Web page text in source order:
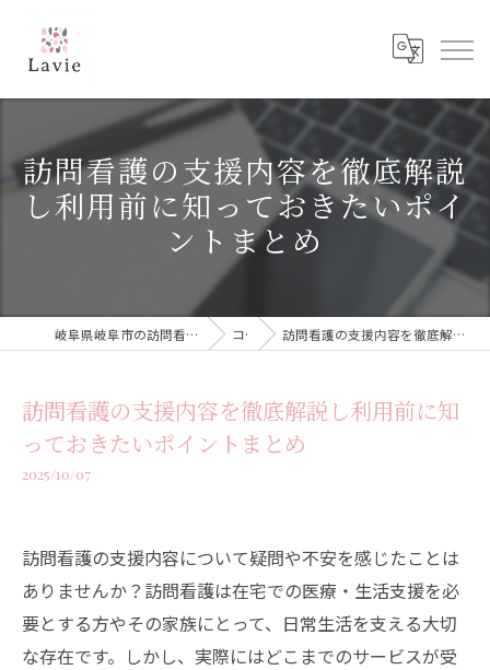
訪問看護の支援内容を徹底解説
し利用前に知っておきたいポイ
ントまとめ
岐阜県岐阜市の訪問看護なら訪問看護ステーション Lavie コラム 訪問看護の支援内容を徹底解説し利用前に知っておきたいポイントまとめ
訪問看護の支援内容を徹底解説し利用前に知
っておきたいポイントまとめ
2025/10/07
訪問看護の支援内容について疑問や不安を感じたことは
ありませんか？訪問看護は在宅での医療・生活支援を必
要とする方やその家族にとって、日常生活を支える大切
な存在です。しかし、実際にはどこまでのサービスが受